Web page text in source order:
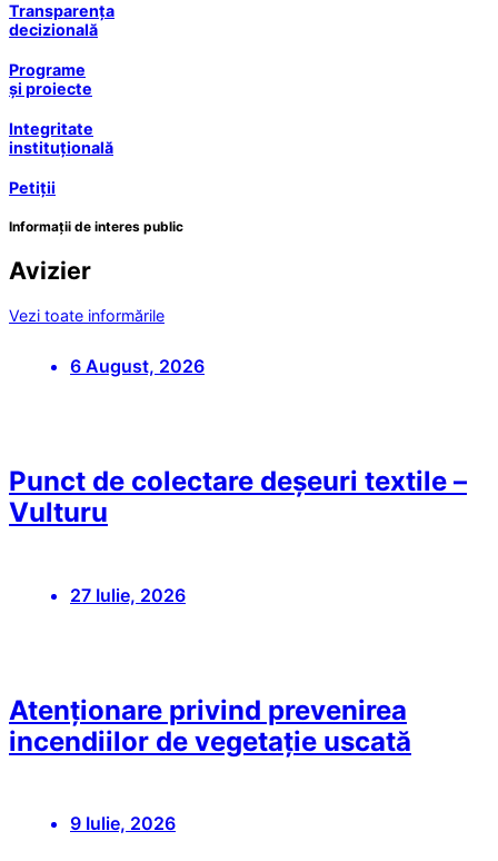
Transparența
decizională
Programe
și proiecte
Integritate
instituțională
Petiții
Informații de interes public
Avizier
Vezi toate informările
6 August, 2026
Punct de colectare deșeuri textile –
Vulturu
27 Iulie, 2026
Atenționare privind prevenirea
incendiilor de vegetație uscată
9 Iulie, 2026